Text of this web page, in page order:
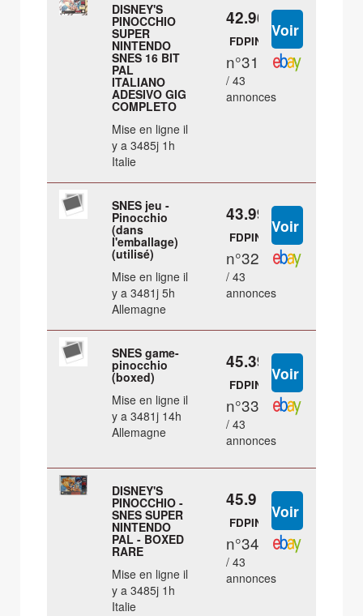
DISNEY'S
PINOCCHIO
SUPER
NINTENDO
SNES 16 BIT
PAL
ITALIANO
ADESIVO GIG
COMPLETO
Mise en ligne il
y a 3485j 1h
Italie
42.96 €
FDPIN
n°31
/ 43
annonces
SNES jeu -
Pinocchio
(dans
l'emballage)
(utilisé)
Mise en ligne il
y a 3481j 5h
Allemagne
43.99 €
FDPIN
n°32
/ 43
annonces
SNES game-
pinocchio
(boxed)
Mise en ligne il
y a 3481j 14h
Allemagne
45.39 €
FDPIN
n°33
/ 43
annonces
DISNEY'S
PINOCCHIO -
SNES SUPER
NINTENDO
PAL - BOXED
RARE
Mise en ligne il
y a 3485j 1h
Italie
45.9 €
FDPIN
n°34
/ 43
annonces